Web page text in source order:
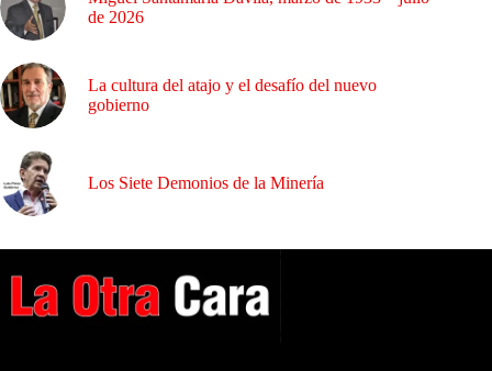
de 2026
La cultura del atajo y el desafío del nuevo
gobierno
Los Siete Demonios de la Minería